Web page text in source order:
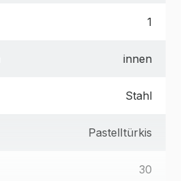
1
innen
Stahl
Pastelltürkis
30